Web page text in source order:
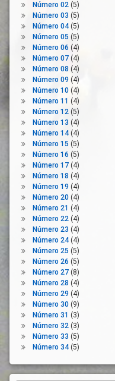
Política
Económica
Prestación
Sanitaria
Profesionales
De La Salud
Redistribución
Remuneración
Renta
Riqueza
Salario
Sector
Limpieza
Sectores
Económicos
Servicios
Sistema
Nacional
De Salud
Teletrabajo
Temporalidad
Trabajadores
Trabajadores
Vulnerables
Trabajo
Europea
Gobierno
Liquidez
Medidas
Protectoras
Medidas
Sociales
Medidas
Urgentes
Normalidad
Normativa
Pandemia
Plantilla
Prestación
Prórroga
Protección
Por
Desempleo
Reactivación
Económica
Recuperación
Economica
Reducción
De
Jornada
Seguridad
Social
Suspensión
De Contrato
Número 02(5)
Número 03 (5)
Número 04(5)
Número 05 (5)
Número 06 (4)
Número 07(4)
Número 08 (4)
Número 09 (4)
Número 10(4)
Número 11 (4)
Número 12(5)
Número 13 (4)
Número 14(4)
Número 15 (5)
Número 16 (5)
Número 17(4)
Número 18 (4)
Número 19 (4)
Número 20(4)
Número 21 (4)
Número 22(4)
Número 23 (4)
Número 24(4)
Número 25 (5)
Número 26 (5)
Número 27(8)
Número 28 (4)
Número 29 (4)
Número 30(9)
Número 31 (3)
Número 32(3)
Número 33 (5)
Número 34(5)